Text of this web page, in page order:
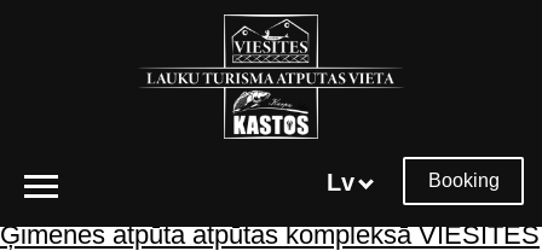
Lv Booking
Tēmtura arhīvs:viesu māja
Ģimenes atpūta atpūtas kompleksā VIESĪTES